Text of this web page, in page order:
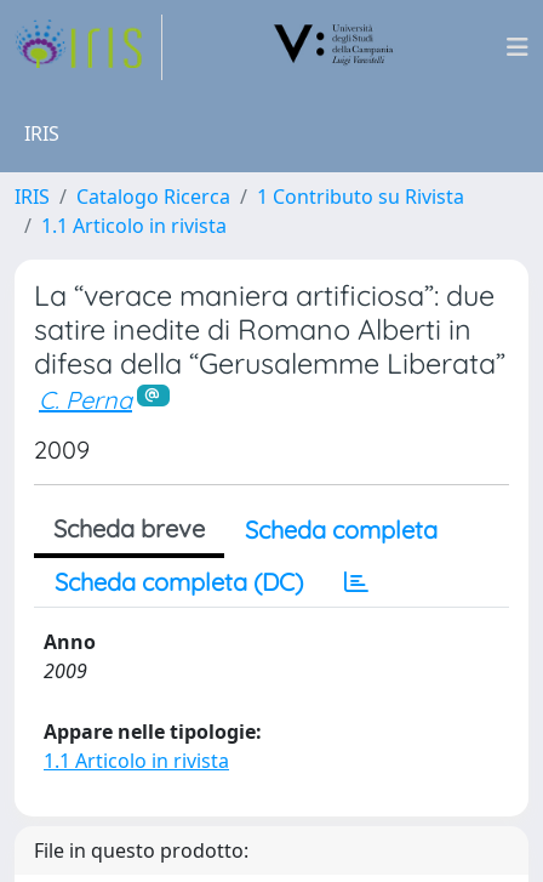
IRIS
IRIS Catalogo Ricerca
1 Contributo su Rivista
1.1 Articolo in rivista
La “verace maniera artificiosa”: due
satire inedite di Romano Alberti in
difesa della “Gerusalemme Liberata”
C. Perna
2009
Scheda breve
Scheda completa
Scheda completa (DC)
Anno
2009
Appare nelle tipologie:
1.1 Articolo in rivista
File in questo prodotto: